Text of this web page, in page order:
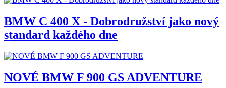
BMW C 400 X - Dobrodružství jako nový
standard každého dne
NOVÉ BMW F 900 GS ADVENTURE